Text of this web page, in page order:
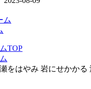
ム
TOP
をはやみ 岩にせかかる